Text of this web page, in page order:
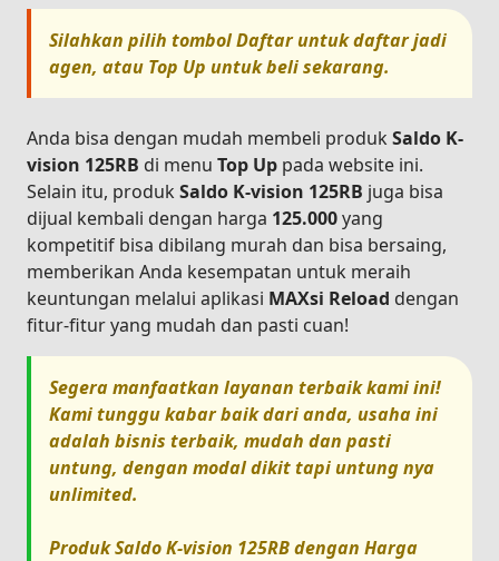
Silahkan pilih tombolDaftaruntuk daftar jadi
agen, atau Top Up untuk beli sekarang.
Anda bisa dengan mudah membeli produk Saldo K-
vision 125RB di menu Top Up pada website ini.
Selain itu, produk Saldo K-vision 125RB juga bisa
dijual kembali dengan harga 125.000yang
kompetitif bisa dibilang murah dan bisa bersaing,
memberikan Anda kesempatan untuk meraih
keuntungan melalui aplikasi MAXsi Reload dengan
fitur-fitur yang mudah dan pasti cuan!
Segera manfaatkan layanan terbaik kami ini!
Kami tunggu kabar baik dari anda, usaha ini
adalah bisnis terbaik, mudah dan pasti
untung, dengan modal dikit tapi untung nya
unlimited.
ProdukSaldo K-vision 125RBdengan Harga